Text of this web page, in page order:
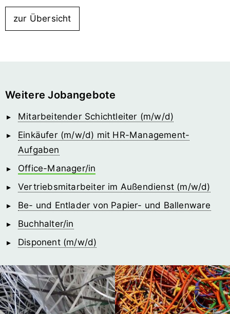
zur Übersicht
Weitere Jobangebote
Mitarbeitender Schichtleiter (m/w/d)
Einkäufer (m/w/d) mit HR-Management-
Aufgaben
Office-Manager/in
Vertriebsmitarbeiter im Außendienst (m/w/d)
Be- und Entlader von Papier- und Ballenware
Buchhalter/in
Disponent (m/w/d)